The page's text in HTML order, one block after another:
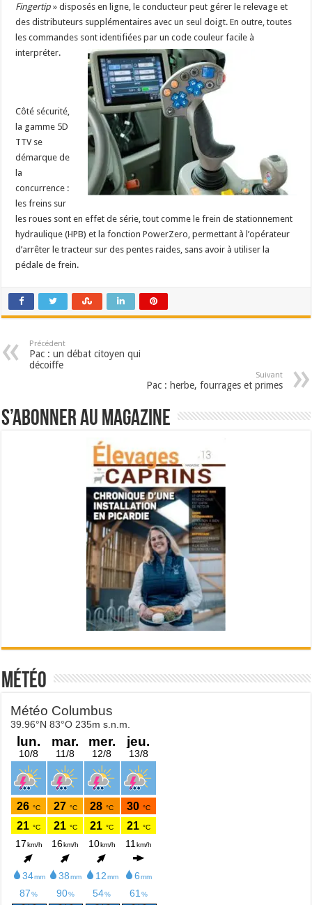
Fingertip » disposés en ligne, le conducteur peut gérer le relevage et
des distributeurs supplémentaires avec un seul doigt. En outre, toutes
les commandes sont identifiées par un code couleur facile à
interpréter.
Côté sécurité,
la gamme 5D
TTV se
démarque de
la
concurrence :
les freins sur
les roues sont en effet de série, tout comme le frein de stationnement
hydraulique (HPB) et la fonction PowerZero, permettant à l’opérateur
d’arrêter le tracteur sur des pentes raides, sans avoir à utiliser la
pédale de frein.
Précédent
Pac : un débat citoyen qui
décoiffe
Suivant
Pac : herbe, fourrages et primes
S’abonner au magazine
Météo